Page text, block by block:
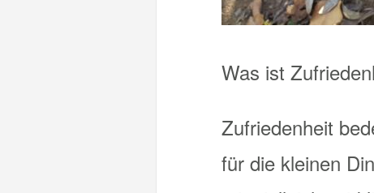
Was ist
Zufriedenheit
für die kleinen